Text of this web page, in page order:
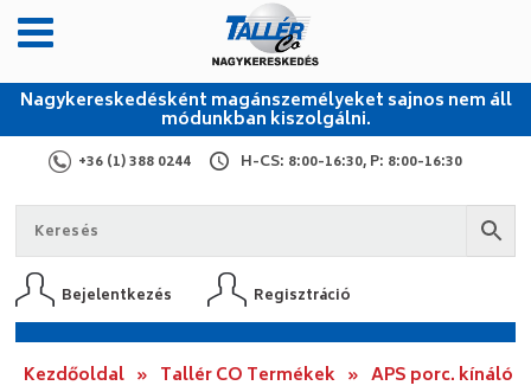
Nagykereskedésként magánszemélyeket sajnos nem áll
módunkban kiszolgálni.
+36 (1) 388 0244 H-CS: 8:00-16:30, P: 8:00-16:30
Bejelentkezés Regisztráció
Kezdőoldal » Tallér CO Termékek » APS porc. kínáló